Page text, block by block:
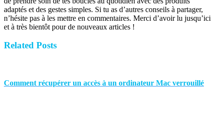
adaptés et des gestes simples. Si tu as d’autres conseils à partager,
n’hésite pas à les mettre en commentaires. Merci d’avoir lu jusqu’ici
et à très bientôt pour de nouveaux articles !
Related Posts
Comment récupérer un accès à un ordinateur Mac verrouillé